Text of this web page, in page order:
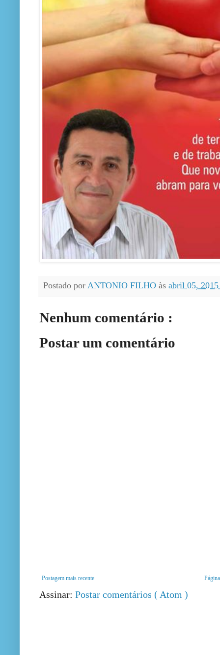
Postado por ANTONIO FILHO às abril 05,
Nenhum comentário :
Postar um comentário
Postagem mais recente
Assinar: Postar comentários ( Atom )